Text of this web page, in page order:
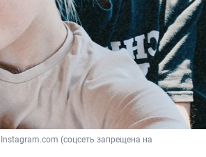
(соцсеть запрещена на